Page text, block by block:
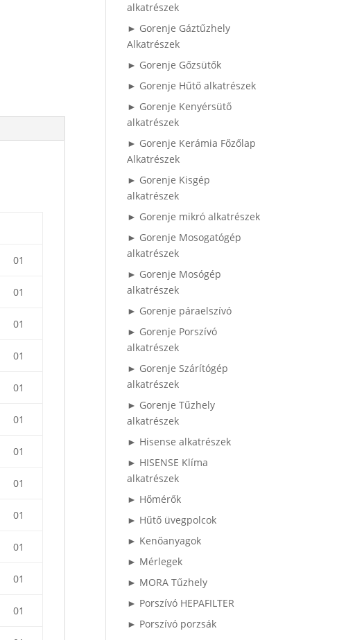
01
01
01
01
01
01
01
01
01
01
01
01
alkatrészek
► Gorenje Gáztűzhely
Alkatrészek
► Gorenje Gőzsütők
► Gorenje Hűtő alkatrészek
► Gorenje Kenyérsütő
alkatrészek
► Gorenje Kerámia Főzőlap
Alkatrészek
► Gorenje Kisgép
alkatrészek
► Gorenje mikró alkatrészek
► Gorenje Mosogatógép
alkatrészek
► Gorenje Mosógép
alkatrészek
► Gorenje páraelszívó
► Gorenje Porszívó
alkatrészek
► Gorenje Szárítógép
alkatrészek
► Gorenje Tűzhely
alkatrészek
► Hisense alkatrészek
► HISENSE Klíma
alkatrészek
► Hőmérők
► Hűtő üvegpolcok
► Kenőanyagok
► Mérlegek
► MORA Tűzhely
► Porszívó HEPAFILTER
► Porszívó porzsák